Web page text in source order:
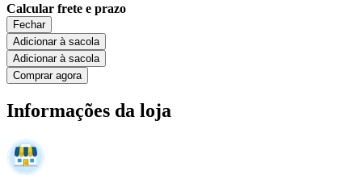
Calcular frete e prazo
Fechar
Adicionar à sacola
Adicionar à sacola
Comprar agora
Informações da loja